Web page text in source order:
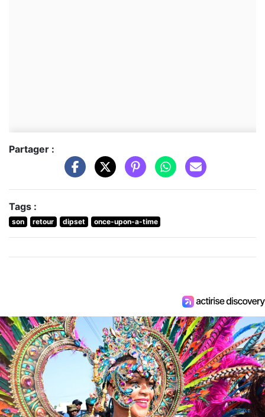
Partager :
Tags :
son retour dipset once-upon-a-time